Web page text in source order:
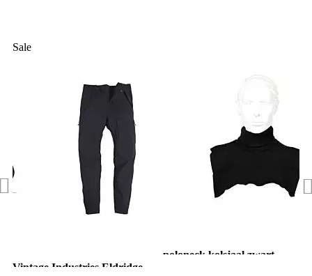
Sale
Vintage Industries Eldridge
poloneck kolsjaal zwart